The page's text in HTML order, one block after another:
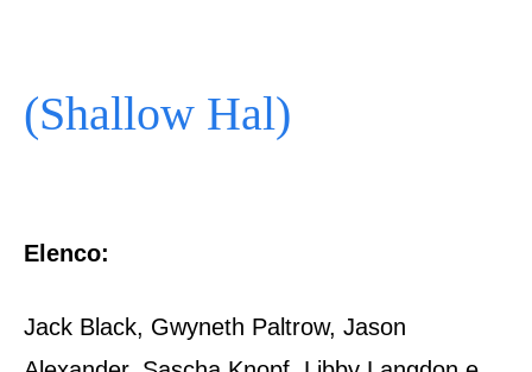
(Shallow Hal)
Elenco:
Jack Black, Gwyneth Paltrow, Jason